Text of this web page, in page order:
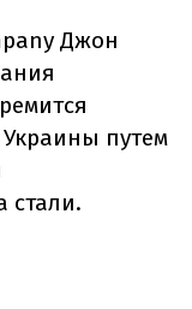
Джон
Украины путем
стали.